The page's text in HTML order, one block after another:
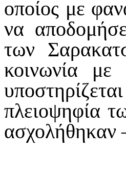
οποίος με
να
των
κοινωνία
πλειοψηφία
ασχολήθηκαν